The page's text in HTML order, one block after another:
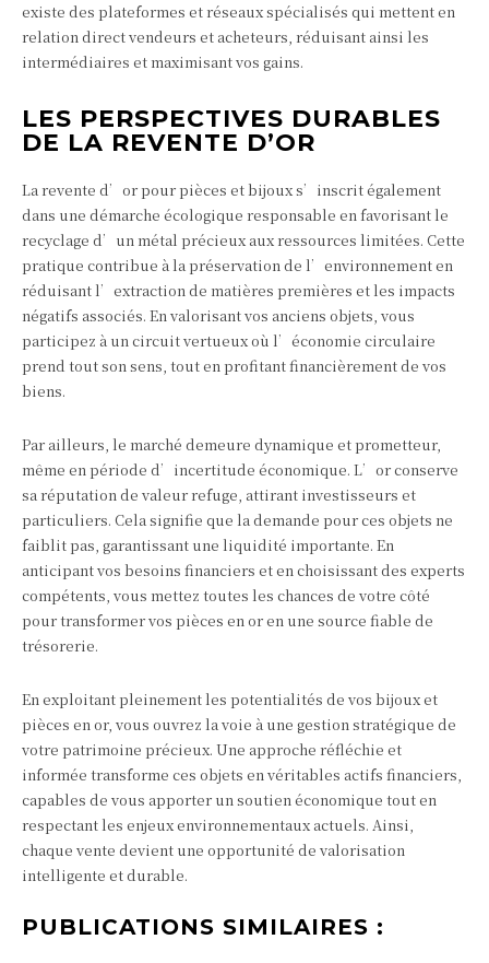
existe des plateformes et réseaux spécialisés qui mettent en
relation direct vendeurs et acheteurs, réduisant ainsi les
intermédiaires et maximisant vos gains.
LES PERSPECTIVES DURABLES
DE LA REVENTE D’OR
La revente d’or pour pièces et bijoux s’inscrit également
dans une démarche écologique responsable en favorisant le
recyclage d’un métal précieux aux ressources limitées. Cette
pratique contribue à la préservation de l’environnement en
réduisant l’extraction de matières premières et les impacts
négatifs associés. En valorisant vos anciens objets, vous
participez à un circuit vertueux où l’économie circulaire
prend tout son sens, tout en profitant financièrement de vos
biens.
Par ailleurs, le marché demeure dynamique et prometteur,
même en période d’incertitude économique. L’or conserve
sa réputation de valeur refuge, attirant investisseurs et
particuliers. Cela signifie que la demande pour ces objets ne
faiblit pas, garantissant une liquidité importante. En
anticipant vos besoins financiers et en choisissant des experts
compétents, vous mettez toutes les chances de votre côté
pour transformer vos pièces en or en une source fiable de
trésorerie.
En exploitant pleinement les potentialités de vos bijoux et
pièces en or, vous ouvrez la voie à une gestion stratégique de
votre patrimoine précieux. Une approche réfléchie et
informée transforme ces objets en véritables actifs financiers,
capables de vous apporter un soutien économique tout en
respectant les enjeux environnementaux actuels. Ainsi,
chaque vente devient une opportunité de valorisation
intelligente et durable.
PUBLICATIONS SIMILAIRES :